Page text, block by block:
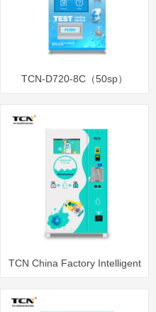
TCN-D720-8C（50sp）
TCN China Factory Intelligent
автомат із дезінфікуючими